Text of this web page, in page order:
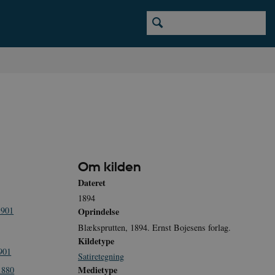
Om kilden
Dateret
1894
Oprindelse
Blæksprutten, 1894. Ernst Bojesens forlag.
Kildetype
Satiretegning
Medietype